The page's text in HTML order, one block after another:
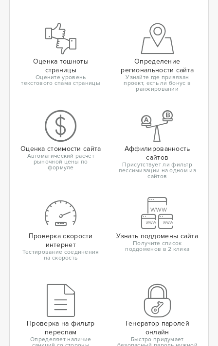
Оценка тошноты
страницы
Оцените уровень
текстового спама страницы
Определение
региональности сайта
Узнайте где привязан
проект, есть ли бонус в
ранжировании
Оценка стоимости сайта
Автоматический расчет
рыночной цены по
формуле
Аффилированность
сайтов
Присутствует ли фильтр
пессимизации на одном из
сайтов
Проверка скорости
интернет
Тестирование соединения
на скорость
Узнать поддомены сайта
Получите список
поддоменов в 2 клика
Проверка на фильтр
переспам
Определяет наличие
Генератор паролей
онлайн
Быстро придумает